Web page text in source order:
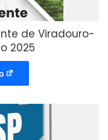
de Viradouro-
2025